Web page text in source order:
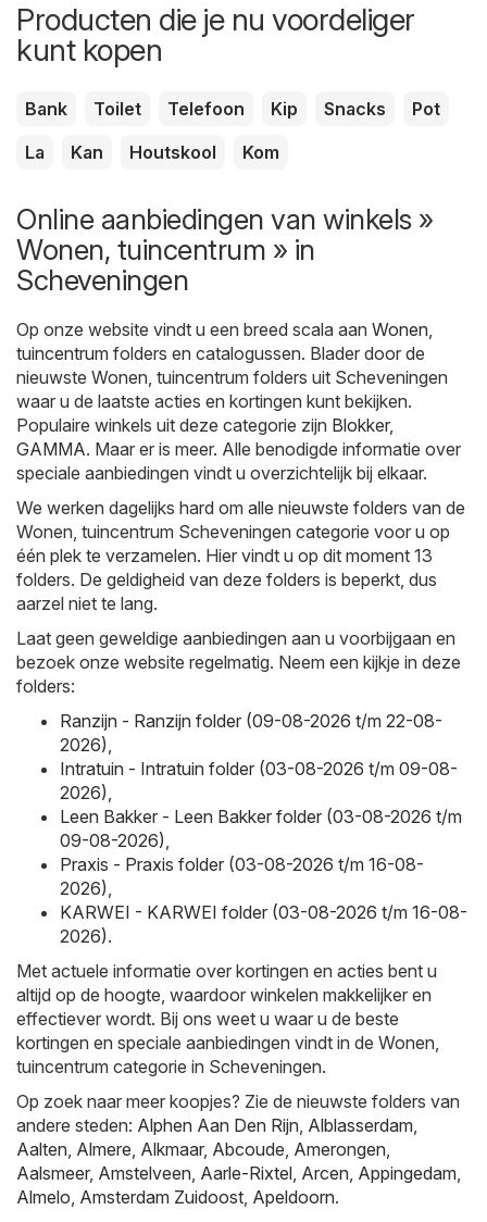
Producten die je nu voordeliger
kunt kopen
Bank Toilet Telefoon Kip Snacks
Pot
La
Kan Houtskool Kom
Online aanbiedingen van winkels »
Wonen, tuincentrum » in
Scheveningen
Op onze website vindt u een breed scala aan Wonen,
tuincentrum folders en catalogussen. Blader door de
nieuwste Wonen, tuincentrum folders uit Scheveningen
waar u de laatste acties en kortingen kunt bekijken.
Populaire winkels uit deze categorie zijn Blokker,
GAMMA. Maar er is meer. Alle benodigde informatie over
speciale aanbiedingen vindt u overzichtelijk bij elkaar.
We werken dagelijks hard om alle nieuwste folders van de
Wonen, tuincentrum Scheveningen categorie voor u op
één plek te verzamelen. Hier vindt u op dit moment 13
folders. De geldigheid van deze folders is beperkt, dus
aarzel niet te lang.
Laat geen geweldige aanbiedingen aan u voorbijgaan en
bezoek onze website regelmatig. Neem een kijkje in deze
folders:
Ranzijn - Ranzijn folder (09-08-2026 t/m 22-08-
2026),
Intratuin - Intratuin folder (03-08-2026 t/m 09-08-
2026),
Leen Bakker - Leen Bakker folder (03-08-2026 t/m
09-08-2026),
Praxis - Praxis folder (03-08-2026 t/m 16-08-
2026),
KARWEI - KARWEI folder (03-08-2026 t/m 16-08-
2026).
Met actuele informatie over kortingen en acties bent u
altijd op de hoogte, waardoor winkelen makkelijker en
effectiever wordt. Bij ons weet u waar u de beste
kortingen en speciale aanbiedingen vindt in de Wonen,
tuincentrum categorie in Scheveningen.
Op zoek naar meer koopjes? Zie de nieuwste folders van
andere steden: Alphen Aan Den Rijn, Alblasserdam,
Aalten, Almere, Alkmaar, Abcoude, Amerongen,
Aalsmeer, Amstelveen, Aarle-Rixtel, Arcen, Appingedam,
Almelo, Amsterdam Zuidoost, Apeldoorn.